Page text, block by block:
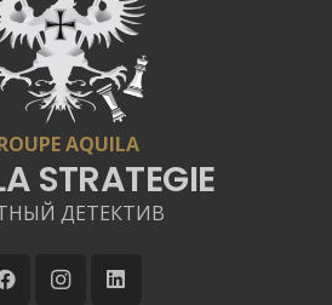
AQUILA
STRATEGIE
ДЕТЕКТИВ